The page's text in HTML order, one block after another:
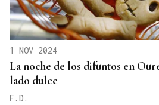
1 NOV 2024
La noche de los difuntos en
lado dulce
F.D.